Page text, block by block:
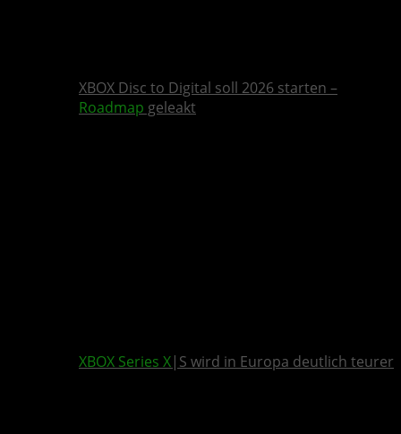
XBOX Disc to Digital soll 2026 starten –
Roadmap geleakt
XBOX Series X|S wird in Europa deutlich teurer